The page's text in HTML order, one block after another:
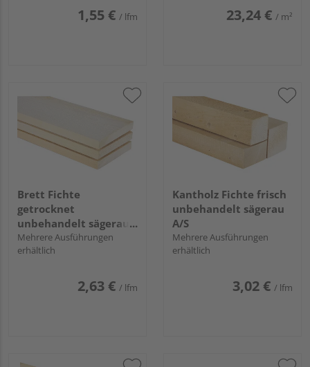
1,55 € / lfm 23,24 € / m²
Brett Fichte
getrocknet
unbehandelt sägerau
GK II/III
Mehrere Ausführungen
erhältlich
2,63 € / lfm
Kantholz Fichte frisch
unbehandelt sägerau
A/S
Mehrere Ausführungen
erhältlich
3,02 € / lfm